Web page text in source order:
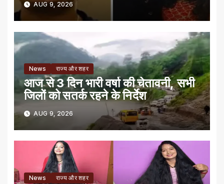
AUG 9, 2026
News राज्य और शहर
आज से 3 दिन भारी वर्षा की चेतावनी, सभी
जिलों को सतर्क रहने के निर्देश
AUG 9, 2026
News राज्य और शहर